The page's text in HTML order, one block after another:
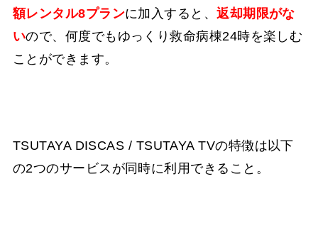
額レンタル8プランに加入すると、返却期限がな
いので、何度でもゆっくり救命病棟24時を楽しむ
ことができます。
TSUTAYA DISCAS / TSUTAYA TVの特徴は以下
の2つのサービスが同時に利用できること。